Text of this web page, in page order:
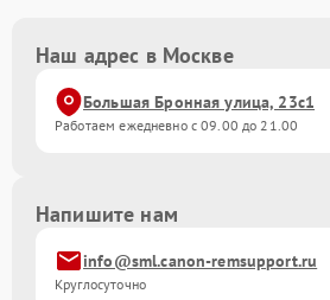
Наш адрес в Москве
Большая Бронная улица, 23с1
Работаем ежедневно с 09.00 до 21.00
Напишите нам
info@sml.canon-remsupport.ru
Круглосуточно